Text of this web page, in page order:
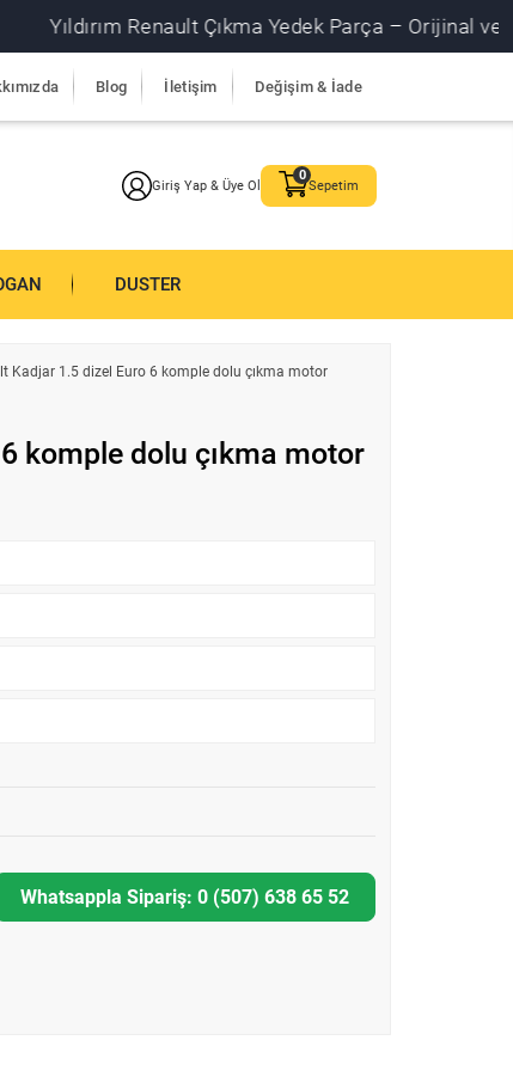
Yıldırım Renault Çıkma Yedek Parça – Orijinal ve
Blog İletişim Değişim & İade
Giriş Yap & Üye Ol Sepetim
DUSTER
Kadjar 1.5 dizel Euro 6 komple dolu çıkma motor
komple dolu çıkma motor
Whatsappla Sipariş: 0 (507) 638 65 52